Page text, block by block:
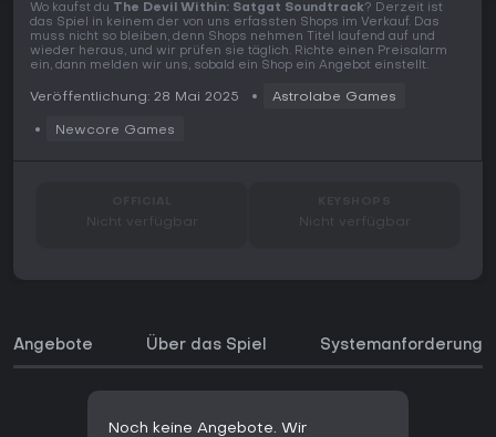
Wo kaufst du The Devil Within: Satgat Soundtrack? Derzeit ist
das Spiel in keinem der von uns erfassten Shops im Verkauf. Das
muss nicht so bleiben, denn Shops nehmen Titel laufend auf und
wieder heraus, und wir prüfen sie täglich. Richte einen Preisalarm
ein, dann melden wir uns, sobald ein Shop ein Angebot einstellt.
Veröffentlichung: 28 Mai 2025 Astrolabe Games
Newcore Games
Nicht verfügbar Nicht verfügbar
Angebote Über das Spiel
Noch keine Angebote. Wir